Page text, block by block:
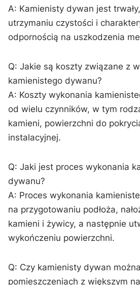
A: Kamienisty dywan jest
utrzymaniu czystości‌ i
odpornością⁤ na uszkodzenia
Q: Jakie są koszty związane z⁤
kamienistego dywanu?
A: Koszty wykonania
⁣od wielu czynników, w tym
kamieni, powierzchni do
instalacyjnej.
Q: Jaki ‍jest ​proces wykonania
dywanu?
A: ​Proces wykonania
na przygotowaniu podłoża,
kamieni i żywicy, ⁤a następnie‌
wykończeniu powierzchni.
Q: Czy kamienisty dywan
pomieszczeniach z większym